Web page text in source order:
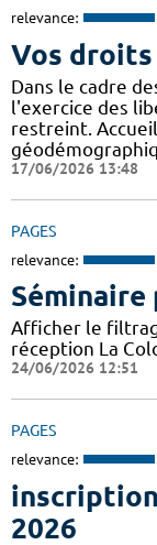
relevance:
Vos droits
Dans le cadre
l'exercice des
restreint.
17/06/2026 13:48
PAGES
relevance:
Afficher le
réception La
24/06/2026 12:51
PAGES
relevance:
2026